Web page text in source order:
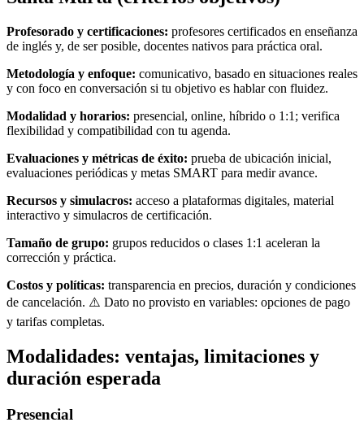
Profesorado y certificaciones: profesores certificados en enseñanza
de inglés y, de ser posible, docentes nativos para práctica oral.
Metodología y enfoque: comunicativo, basado en situaciones reales
y con foco en conversación si tu objetivo es hablar con fluidez.
Modalidad y horarios: presencial, online, híbrido o 1:1; verifica
flexibilidad y compatibilidad con tu agenda.
Evaluaciones y métricas de éxito: prueba de ubicación inicial,
evaluaciones periódicas y metas SMART para medir avance.
Recursos y simulacros: acceso a plataformas digitales, material
interactivo y simulacros de certificación.
Tamaño de grupo: grupos reducidos o clases 1:1 aceleran la
corrección y práctica.
Costos y políticas: transparencia en precios, duración y condiciones
de cancelación. ⚠️ Dato no provisto en variables: opciones de pago
y tarifas completas.
Modalidades: ventajas, limitaciones y
duración esperada
Presencial